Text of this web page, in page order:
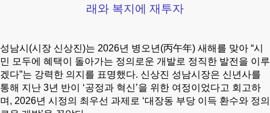
래와 복지에 재투자
성남시(시장 신상진)는 2026년 병오년(丙午年) 새해를 맞아 “시
민 모두에 혜택이 돌아가는 정의로운 개발로 정직한 발전을 이루
겠다”는 강력한 의지를 표명했다. 신상진 성남시장은 신년사를
통해 지난 3년 반이 ‘공정과 혁신’을 위한 여정이었다고 회고하
며, 2026년 시정의 최우선 과제로 ‘대장동 부당 이득 환수와 정의